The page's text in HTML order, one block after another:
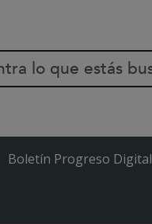
Boletín Progreso Digital